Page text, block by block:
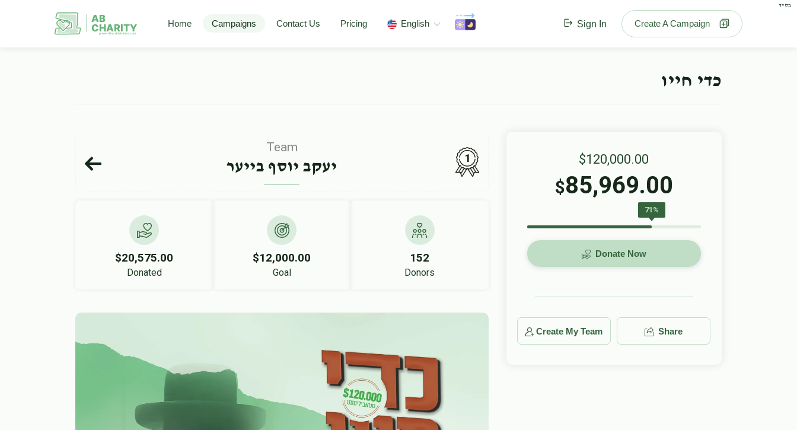
בס"ד
AB
CHARITY
powerd by ahblicklive.com
Home Campaigns Contact Us Pricing English Sign In Create A Campaign
כדי חייו
Team
יעקב יוסף בייער 1
$20,575.00
Donated
$12,000.00
Goal
152
Donors
$120,000.00
$85,969.00
71%
Donate Now
Create My Team Share